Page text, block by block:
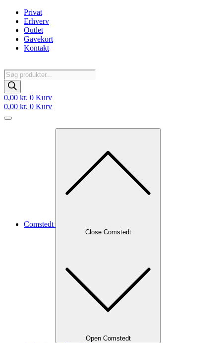
Videre
indhold
Privat
Erhverv
Outlet
Gavekort
Kontakt
Products
search
0,00 kr. 0 Kurv
0,00 kr. 0 Kurv
Comstedt
Close Comstedt
Open Comstedt